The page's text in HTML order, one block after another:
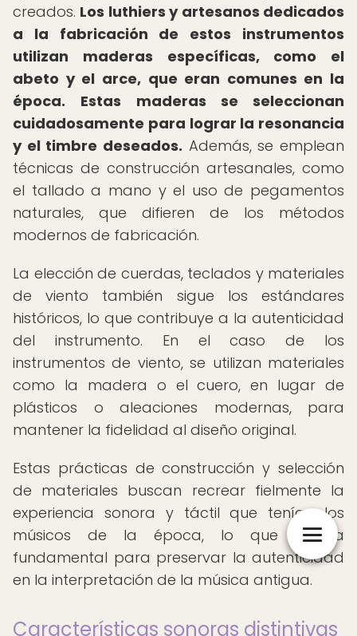
creados. Los luthiers y artesanos dedicados
a la fabricación de estos instrumentos
utilizan maderas específicas, como el
abeto y el arce, que eran comunes en la
época.
Estas maderas se seleccionan
cuidadosamente para lograr la resonancia
y el timbre deseados. Además, se emplean
técnicas de construcción artesanales, como
el tallado a mano y el uso de pegamentos
naturales, que difieren de los métodos
modernos de fabricación.
La elección de cuerdas, teclados y materiales
de viento también sigue los estándares
históricos, lo que contribuye a la autenticidad
del instrumento. En el caso de los
instrumentos de viento, se utilizan materiales
como la madera o el cuero, en lugar de
plásticos o aleaciones modernas, para
mantener la fidelidad al diseño original.
Estas prácticas de construcción y selección
de materiales buscan recrear fielmente la
experiencia sonora y táctil que tenían los
músicos de la época, lo que resulta
fundamental para preservar la autenticidad
en la interpretación de la música antigua.
Características sonoras distintivas